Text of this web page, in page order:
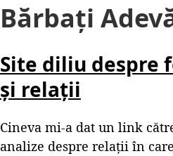
Bărbați
Site diliu despre
și relații
Cineva mi-a dat un link
analize despre relații în